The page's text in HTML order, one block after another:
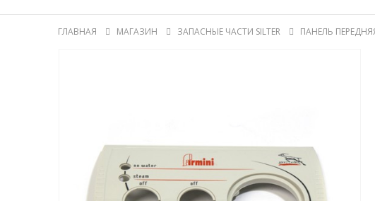
ГЛАВНАЯ МАГАЗИН ЗАПАСНЫЕ ЧАСТИ SILTER ПАНЕЛЬ